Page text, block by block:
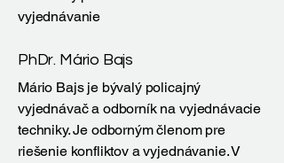
vyjednávanie
PhDr. Mário Bajs
Mário Bajs je bývalý policajný
vyjednávač a odborník na vyjednávacie
techniky. Je odborným členom pre
riešenie konfliktov a vyjednávanie. V